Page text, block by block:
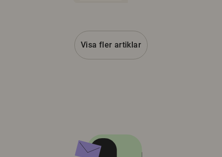
Visa fler artiklar